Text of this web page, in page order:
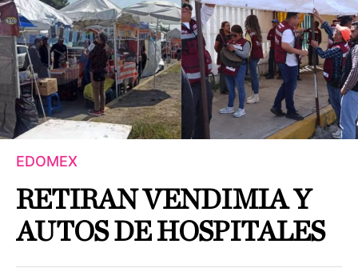
EDOMEX
RETIRAN VENDIMIA Y
AUTOS DE HOSPITALES